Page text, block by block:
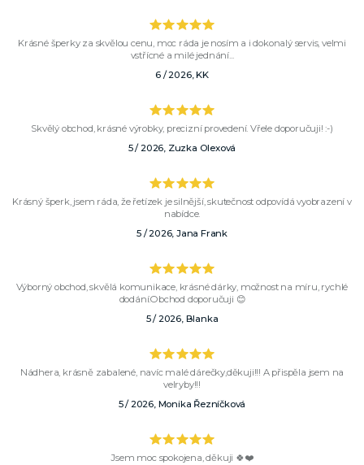
Krásné šperky za skvělou cenu, moc ráda je nosím a i dokonalý servis, velmi
vstřícné a milé jednání...
6 / 2026, KK
Skvělý obchod, krásné výrobky, precizní provedení. Vřele doporučuji! :-)
5 / 2026, Zuzka Olexová
Krásný šperk, jsem ráda, že řetízek je silnější, skutečnost odpovídá vyobrazení v
nabídce.
5 / 2026, Jana Frank
Výborný obchod, skvělá komunikace, krásné dárky, možnost na míru, rychlé
dodání.Obchod doporučuji 😊
5 / 2026, Blanka
Nádhera, krásně zabalené, navíc malé dárečky,děkuji!!! A přispěla jsem na
velryby!!!
5 / 2026, Monika Řezníčková
Jsem moc spokojena, děkuji 🍀❤️